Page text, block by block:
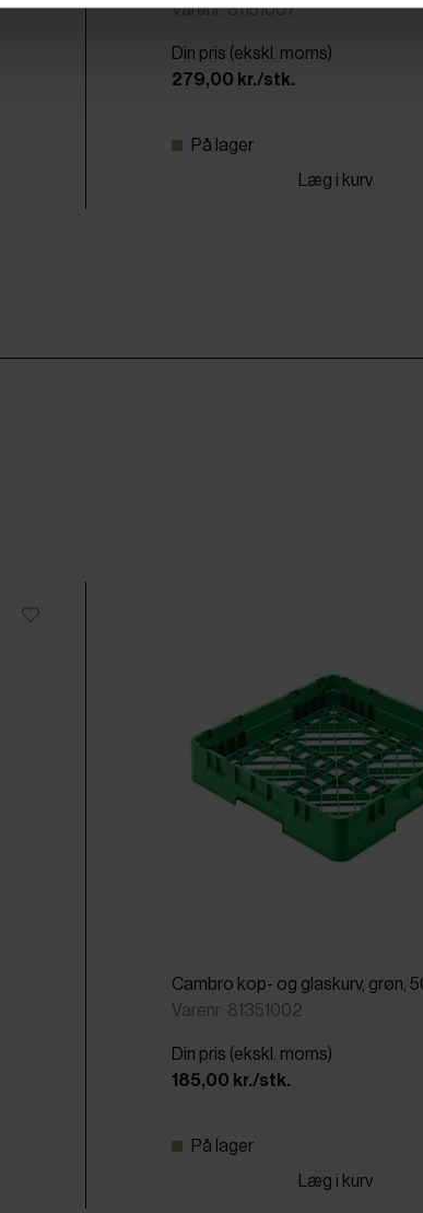
Varenr: 81151007
Din pris (ekskl. moms)
279,00 kr./stk.
På lager
Læg i kurv
Cambro kop- og glaskurv, grøn,
Varenr: 81351002
Din pris (ekskl. moms)
185,00 kr./stk.
På lager
Læg i kurv